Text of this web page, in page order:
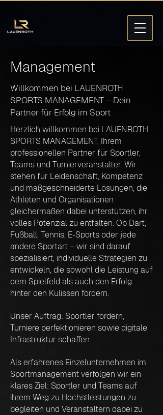
Management
Willkommen bei LAUENROTH
SPORTS MANAGEMENT – Dein
Partner für Erfolg im Sport
Herzlich willkommen bei LAUENROTH
SPORTS MANAGEMENT, Ihrem
professionellen Partner für Sportler,
Teams und Turnierveranstalter. Wir
stehen für Leidenschaft, Kompetenz
und maßgeschneiderte Lösungen, die
Athleten und Organisationen
gleichermaßen dabei unterstützen, ihr
volles Potenzial zu entfalten. Ob Dart,
Fußball, Tennis, E-Sports oder jede
andere Sportart – wir sind darauf
spezialisiert, individuelle Strategien zu
entwickeln, die sowohl die Leistung auf
dem Spielfeld als auch den Erfolg
hinter den Kulissen fördern.
Unser Auftrag: Sportler fördern,
Turniere perfektionieren sowie digitale
Infrastruktur schaffen
Als erfahrenes Einzelunternehmen im
Sportmanagement verfolgen wir ein
klares Ziel: Sportler und Teams auf
ihrem Weg zu Höchstleistungen zu
begleiten und Veranstaltern dabei zu